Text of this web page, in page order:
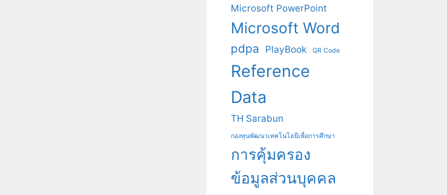
Microsoft PowerPoint
Microsoft Word
pdpa PlayBook QR Code
Reference
Data
TH Sarabun
กองทุนพัฒนาเทคโนโลยีเพื่อการศึกษา
การคุ้มครอง
ข้อมูลส่วนบุคคล